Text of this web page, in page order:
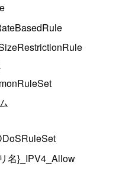
名}_IPV4_Allow